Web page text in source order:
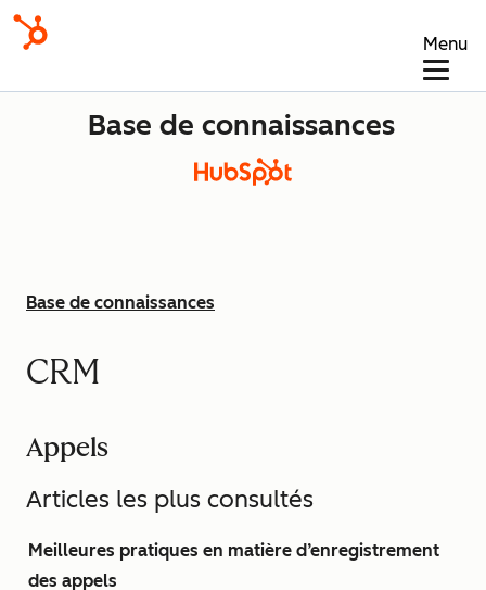
Menu
Base de connaissances
Base de connaissances
CRM
Appels
Articles les plus consultés
Meilleures pratiques en matière d’enregistrement
des appels